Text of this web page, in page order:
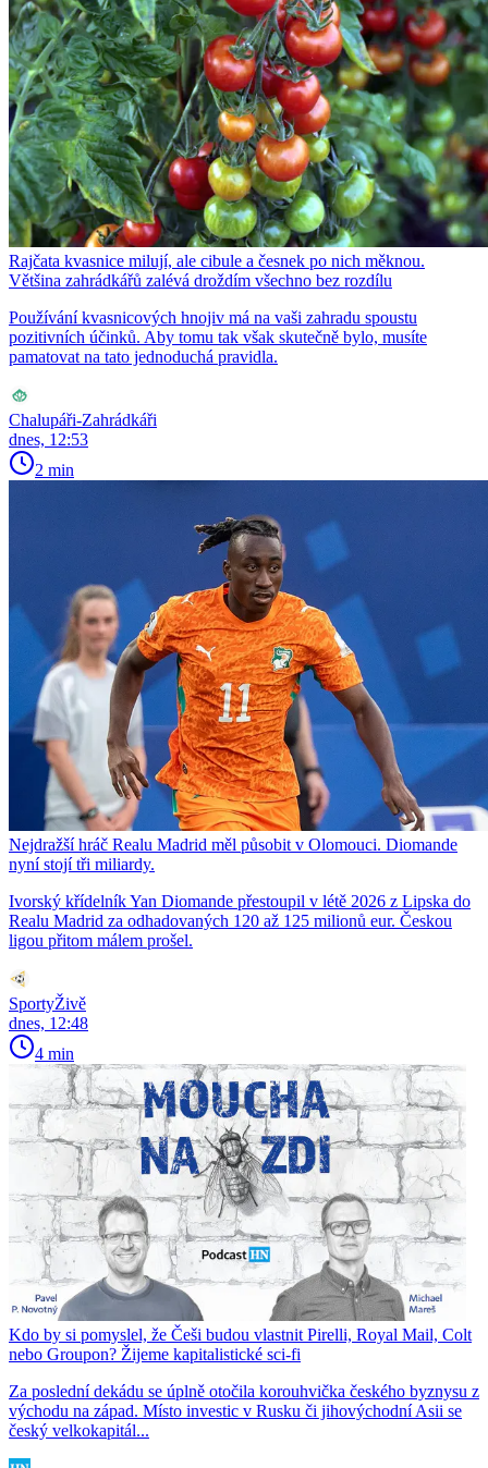
Rajčata kvasnice milují, ale cibule a česnek po nich měknou.
Většina zahrádkářů zalévá droždím všechno bez rozdílu
Používání kvasnicových hnojiv má na vaši zahradu spoustu
pozitivních účinků. Aby tomu tak však skutečně bylo, musíte
pamatovat na tato jednoduchá pravidla.
Chalupáři-Zahrádkáři
dnes, 12:53
2 min
Nejdražší hráč Realu Madrid měl působit v Olomouci. Diomande
nyní stojí tři miliardy.
Ivorský křídelník Yan Diomande přestoupil v létě 2026 z Lipska do
Realu Madrid za odhadovaných 120 až 125 milionů eur. Českou
ligou přitom málem prošel.
SportyŽivě
dnes, 12:48
4 min
Kdo by si pomyslel, že Češi budou vlastnit Pirelli, Royal Mail, Colt
nebo Groupon? Žijeme kapitalistické sci-fi
Za poslední dekádu se úplně otočila korouhvička českého byznysu z
východu na západ. Místo investic v Rusku či jihovýchodní Asii se
český velkokapitál...